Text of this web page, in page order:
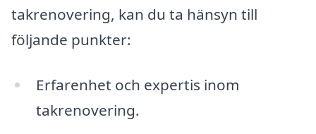
takrenovering, kan du ta hänsyn till
följande punkter:
Erfarenhet och expertis inom
takrenovering.